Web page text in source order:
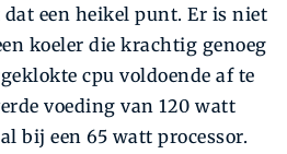
een heikel punt. Er is niet
koeler die krachtig genoeg
cpu voldoende af te
voeding van 120 watt
bij een 65 watt processor.